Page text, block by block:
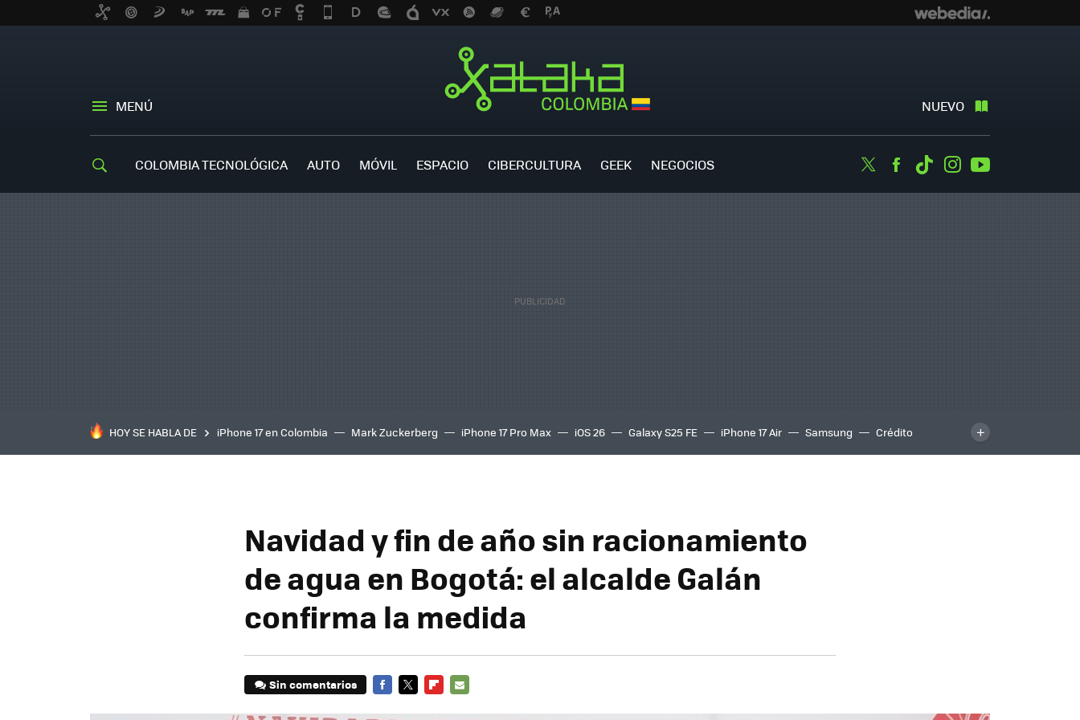
MENÚ NUEVO
COLOMBIA TECNOLÓGICA AUTO MÓVIL ESPACIO CIBERCULTURA GEEK NEGOCIOS TwitterFacebook
TiktokInstagram
HOY SE HABLA DE iPhone 17 en Colombia Mark Zuckerberg iPhone 17 Pro Max iOS 26 Galaxy S25 FE iPhone 17 Air Samsung
Crédito
inteligente
IA TCL C8K
Navidad y fin de año sin racionamiento
de agua en Bogotá: el alcalde Galán
confirma la medida
Sin comentarios